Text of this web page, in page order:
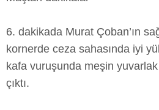
6. dakikada Murat Çoban’ın
kornerde ceza sahasında iyi
kafa vuruşunda meşin
çıktı.